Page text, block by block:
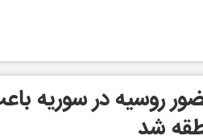
روسیه در سوریه
شد